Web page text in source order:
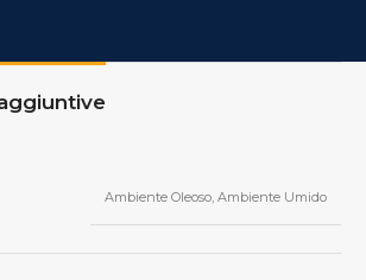
Ambiente Oleoso Ambiente Umido